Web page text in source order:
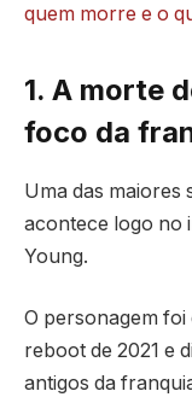
quem morre e o
1. A morte
foco da
Uma das maiores
acontece logo no
Young.
O personagem
reboot de 2021 e
antigos da